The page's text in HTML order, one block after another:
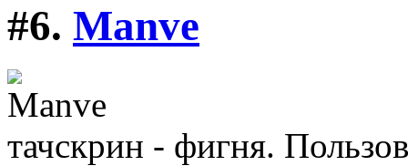
#6. Manve
тачскрин - фигня.